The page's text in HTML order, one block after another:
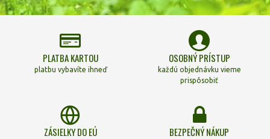
PLATBA KARTOU
platbu vybavíte ihneď
OSOBNÝ PRÍSTUP
každú objednávku vieme
prispôsobiť
ZÁSIELKY DO EÚ BEZPEČNÝ NÁKUP